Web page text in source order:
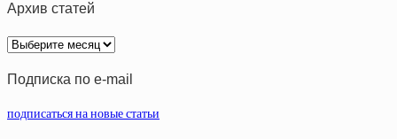
Архив статей
Архив
статей
Подписка по e-mail
подписаться на новые статьи